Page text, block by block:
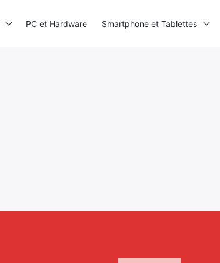
PC et Hardware Smartphone et Tablettes